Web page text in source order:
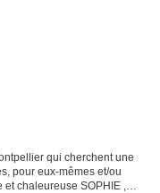
qui cherchent une
pour eux-mêmes et/ou
chaleureuse SOPHIE ,